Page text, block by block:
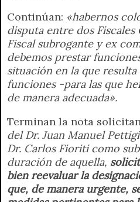
Continúan: «habernos
disputa entre dos
Fiscal subrogante y ex
debemos prestar
situación en la que
funciones -para las que
de manera adecuada».
Terminan la nota
del Dr. Juan Manuel
Dr. Carlos Fioriti como
duración de aquella,
bien reevaluar la
que, de manera urgente,